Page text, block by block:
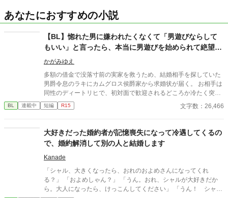
あなたにおすすめの小説
【BL】惚れた男に嫌われたくなくて「男遊びならして
もいい」と言ったら、本当に男遊びを始められて絶望し
ている侯爵令息の話
かがみゆえ
多額の借金で没落寸前の実家を救うため、結婚相手を探していた
男爵令息のラキにカムグロス侯爵家から求婚状が届く。 お相手は
同性のディートリヒで、初対面で歓迎されるどころか冷たく突き
放されてしまう。 『必要最低限関わるな』 『愛人を作るな』
『男遊びならしてもいい』 ディートリヒから実家の借金を完済す
め上手なラキの周りには可愛い令息が集まり、推し活状態に。 一
方、ディートリヒだけが嫉妬で胃を痛める日々。 ラキへの恋心を
BL 連載中 短編 R15 文字数：26,466
大好きだった婚約者が記憶喪失になって冷遇してくるの
で、婚約解消して別の人と結婚します
Kanade
「シャル、大きくなったら、おれのおよめさんになってくれ
る？」 「およめしゃん？」 「うん。おれ、シャルが大好きだか
ら。大人になったら、けっこんしてください」 「うん！ シャル